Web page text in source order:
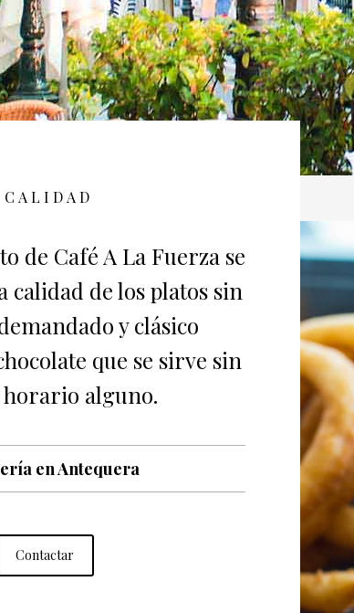
CALIDAD
de Café A La Fuerza se
calidad de los platos sin
y clásico
que se sirve sin
alguno.
en Antequera
Contactar